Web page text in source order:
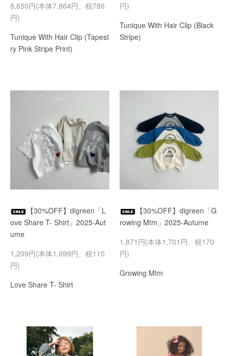
8,650円(本体7,864円、税786
円)
Tunique With Hair Clip (Tapest
ry Pink Stripe Print)
円)
Tunique With Hair Clip (Black
Stripe)
【30%OFF】digreen「L
ove Share T- Shirt」2025-Aut
ume
1,209円(本体1,099円、税110
円)
Love Share T- Shirt
【30%OFF】digreen「G
rowing Mtm」2025-Autume
1,871円(本体1,701円、税170
円)
Growing Mtm